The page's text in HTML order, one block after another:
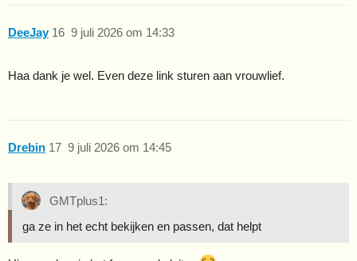
DeeJay 9 juli 2026 om 14:33
16
Haa dank je wel. Even deze link sturen aan vrouwlief.
Drebin 9 juli 2026 om 14:45
17
GMTplus1:
ga ze in het echt bekijken en passen, dat helpt